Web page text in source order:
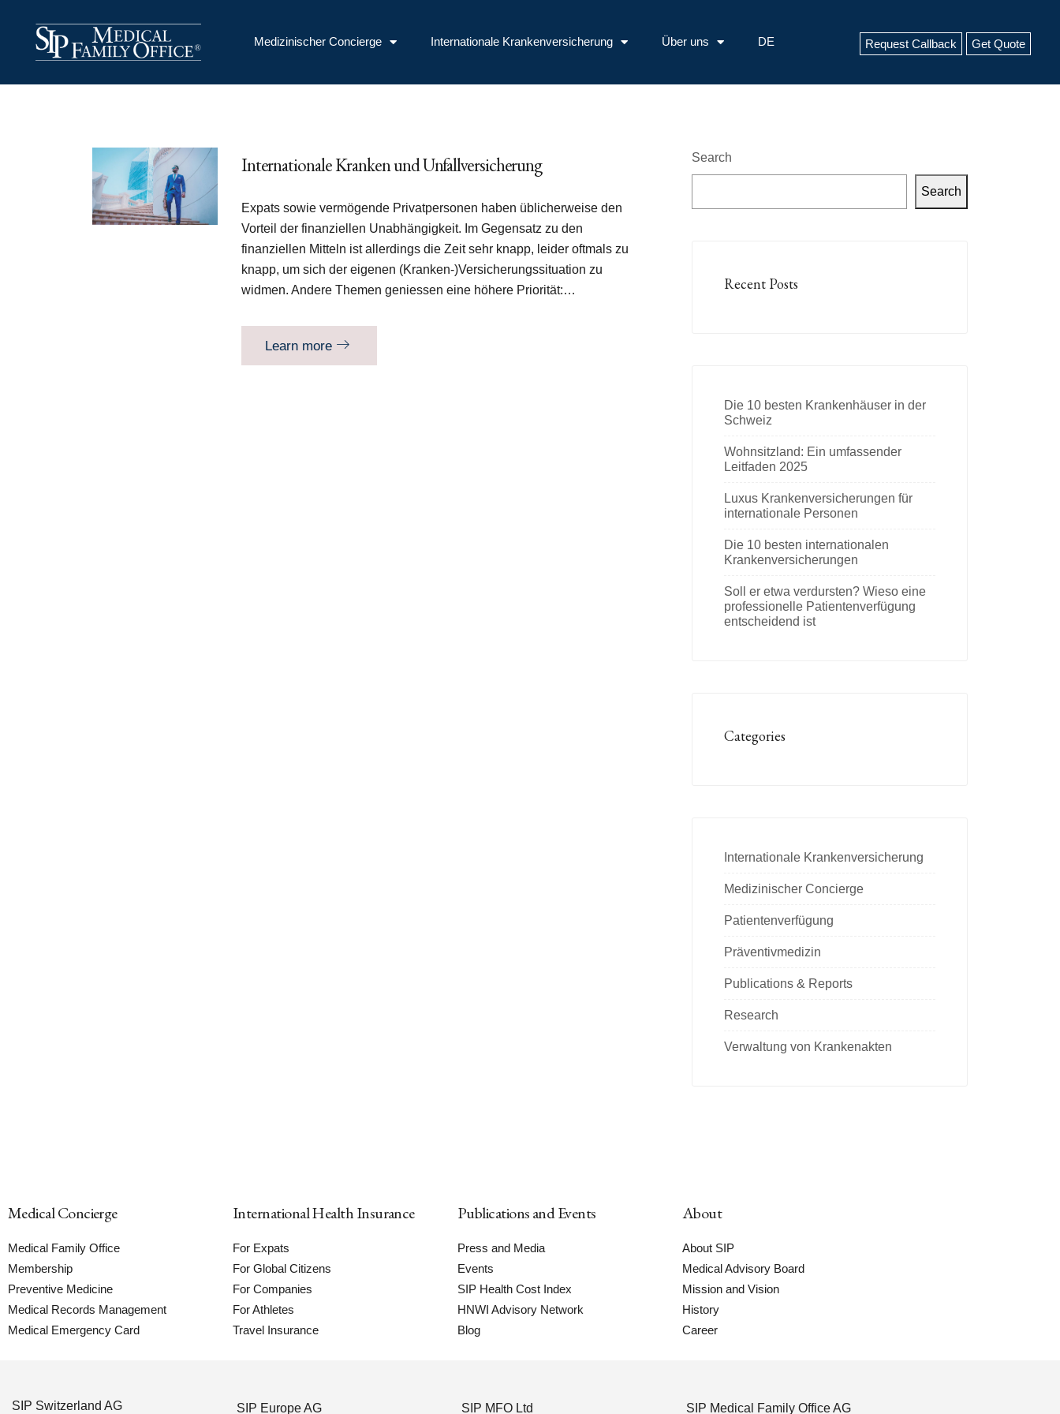
Medizinischer Concierge Internationale Krankenversicherung Über uns DE Request Callback Get Quote
Internationale Kranken und Unfallversicherung
Expats sowie vermögende Privatpersonen haben üblicherweise den
Vorteil der finanziellen Unabhängigkeit. Im Gegensatz zu den
finanziellen Mitteln ist allerdings die Zeit sehr knapp, leider oftmals zu
knapp, um sich der eigenen (Kranken-)Versicherungssituation zu
widmen. Andere Themen geniessen eine höhere Priorität:…
Learn more
Search
Search
Recent Posts
Die 10 besten Krankenhäuser in der
Schweiz
Wohnsitzland: Ein umfassender
Leitfaden 2025
Luxus Krankenversicherungen für
internationale Personen
Die 10 besten internationalen
Krankenversicherungen
Soll er etwa verdursten? Wieso eine
professionelle Patientenverfügung
entscheidend ist
Categories
Internationale Krankenversicherung
Medizinischer Concierge
Patientenverfügung
Präventivmedizin
Publications & Reports
Research
Verwaltung von Krankenakten
Medical Concierge
Medical Family Office
Membership
Preventive Medicine
Medical Records Management
Medical Emergency Card
International Health Insurance
For Expats
For Global Citizens
For Companies
For Athletes
Travel Insurance
Publications and Events
Press and Media
Events
SIP Health Cost Index
HNWI Advisory Network
Blog
About
About SIP
Medical Advisory Board
Mission and Vision
History
Career
SIP Switzerland AG SIP Europe AG SIP MFO Ltd SIP Medical Family Office AG